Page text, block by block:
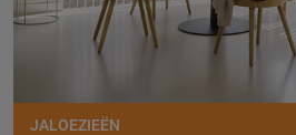
JALOEZIEËN